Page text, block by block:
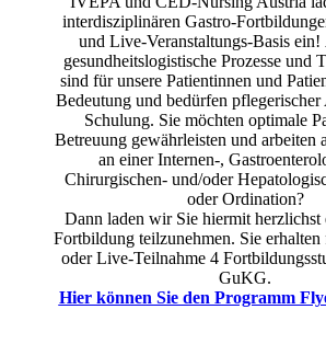
interdisziplinären Gastro-
und Live-Veranstaltungs-Basis
gesundheitslogistische Prozesse und
sind für unsere Patientinnen und
Bedeutung und bedürfen
Schulung. Sie möchten optimale
Betreuung gewährleisten und arbeiten
an einer Internen-,
Chirurgischen- und/oder
oder Ordination?
Dann laden wir Sie hiermit herzlichst
Fortbildung teilzunehmen. Sie
oder Live-Teilnahme 4
GuKG.
Hier können Sie den Programm